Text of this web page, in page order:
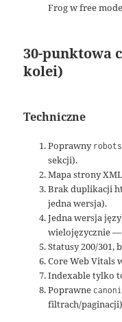
Frog w free
30-punktowa
kolei)
Techniczne
Poprawny
sekcji).
Mapa strony XML
Brak duplikacji
jedna wersja).
Jedna wersja
wielojęzycznie —
Statusy 200/301,
Core Web Vitals
Indexable tylko
Poprawne
filtrach/